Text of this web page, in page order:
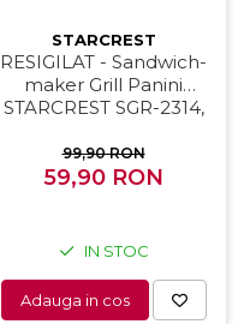
STARCREST
RESIGILAT - Sandwich-
maker Grill Panini
STARCREST SGR-2314,
nonaderente,
Deschidere 180°,
99,90 RON
59,90 RON
IN STOC
Adauga in cos